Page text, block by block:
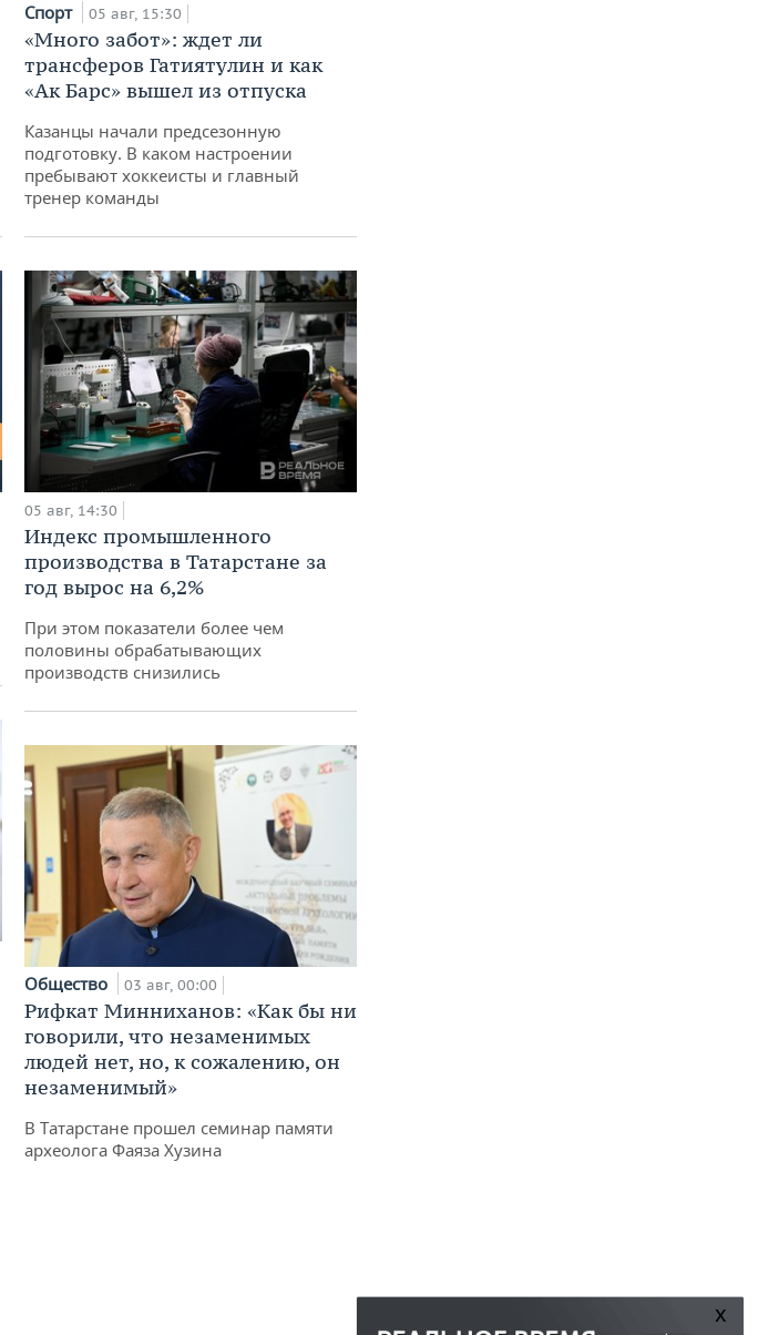
Спорт 05 авг, 15:30
«Много забот»: ждет ли
трансферов Гатиятулин и как
«Ак Барс» вышел из отпуска
Казанцы начали предсезонную
подготовку. В каком настроении
пребывают хоккеисты и главный
тренер команды
05 авг, 14:30
Индекс промышленного
производства в Татарстане за
год вырос на 6,2%
При этом показатели более чем
половины обрабатывающих
производств снизились
Общество 03 авг, 00:00
Рифкат Минниханов: «Как бы ни
говорили, что незаменимых
людей нет, но, к сожалению, он
незаменимый»
В Татарстане прошел семинар памяти
археолога Фаяза Хузина
x